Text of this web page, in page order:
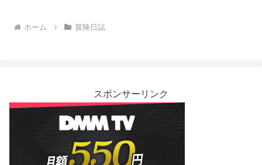
ホーム 冒険日誌
スポンサーリンク